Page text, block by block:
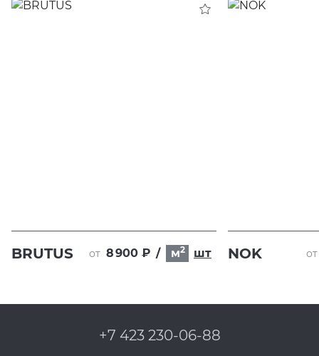
BRUTUS от 8 900 ₽ / м2 шт NOK от
+7 423 230-06-88